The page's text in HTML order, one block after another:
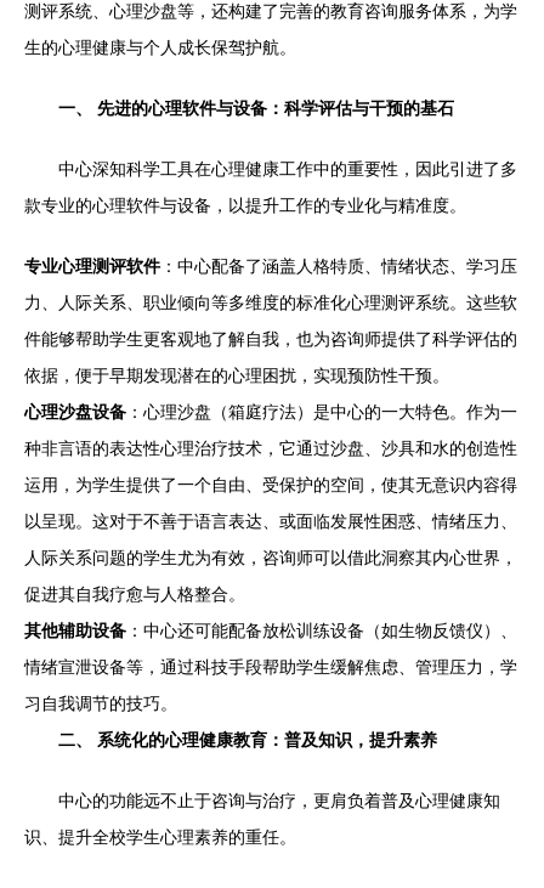
测评系统、心理沙盘等，还构建了完善的教育咨询服务体系，为学
生的心理健康与个人成长保驾护航。
一、 先进的心理软件与设备：科学评估与干预的基石
中心深知科学工具在心理健康工作中的重要性，因此引进了多
款专业的心理软件与设备，以提升工作的专业化与精准度。
专业心理测评软件：中心配备了涵盖人格特质、情绪状态、学习压
力、人际关系、职业倾向等多维度的标准化心理测评系统。这些软
件能够帮助学生更客观地了解自我，也为咨询师提供了科学评估的
依据，便于早期发现潜在的心理困扰，实现预防性干预。
心理沙盘设备 ：心理沙盘（箱庭疗法）是中心的一大特色。作为一
种非言语的表达性心理治疗技术，它通过沙盘、沙具和水的创造性
运用，为学生提供了一个自由、受保护的空间，使其无意识内容得
以呈现。这对于不善于语言表达、或面临发展性困惑、情绪压力、
人际关系问题的学生尤为有效，咨询师可以借此洞察其内心世界，
促进其自我疗愈与人格整合。
其他辅助设备 ：中心还可能配备放松训练设备（如生物反馈仪）、
情绪宣泄设备等，通过科技手段帮助学生缓解焦虑、管理压力，学
习自我调节的技巧。
二、 系统化的心理健康教育：普及知识，提升素养
中心的功能远不止于咨询与治疗，更肩负着普及心理健康知
识、提升全校学生心理素养的重任。